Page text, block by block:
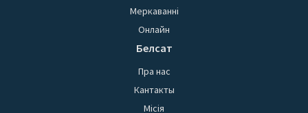
Меркаванні
Онлайн
Белсат
Пра нас
Кантакты
Місія